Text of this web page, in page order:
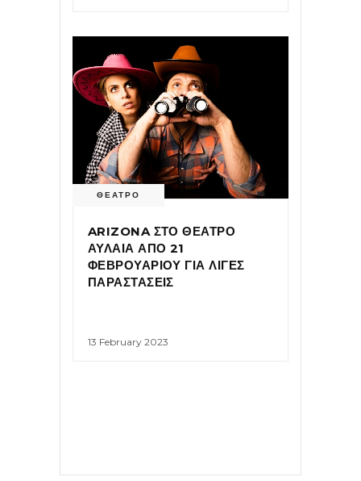
ΘΕΑΤΡΟ
ARIZONA ΣΤΟ ΘΕΑΤΡΟ
ΑΥΛΑΙΑ ΑΠΟ 21
ΦΕΒΡΟΥΑΡΙΟΥ ΓΙΑ ΛΙΓΕΣ
ΠΑΡΑΣΤΑΣΕΙΣ
13 February 2023